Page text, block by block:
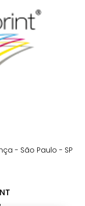
- São Paulo - SP